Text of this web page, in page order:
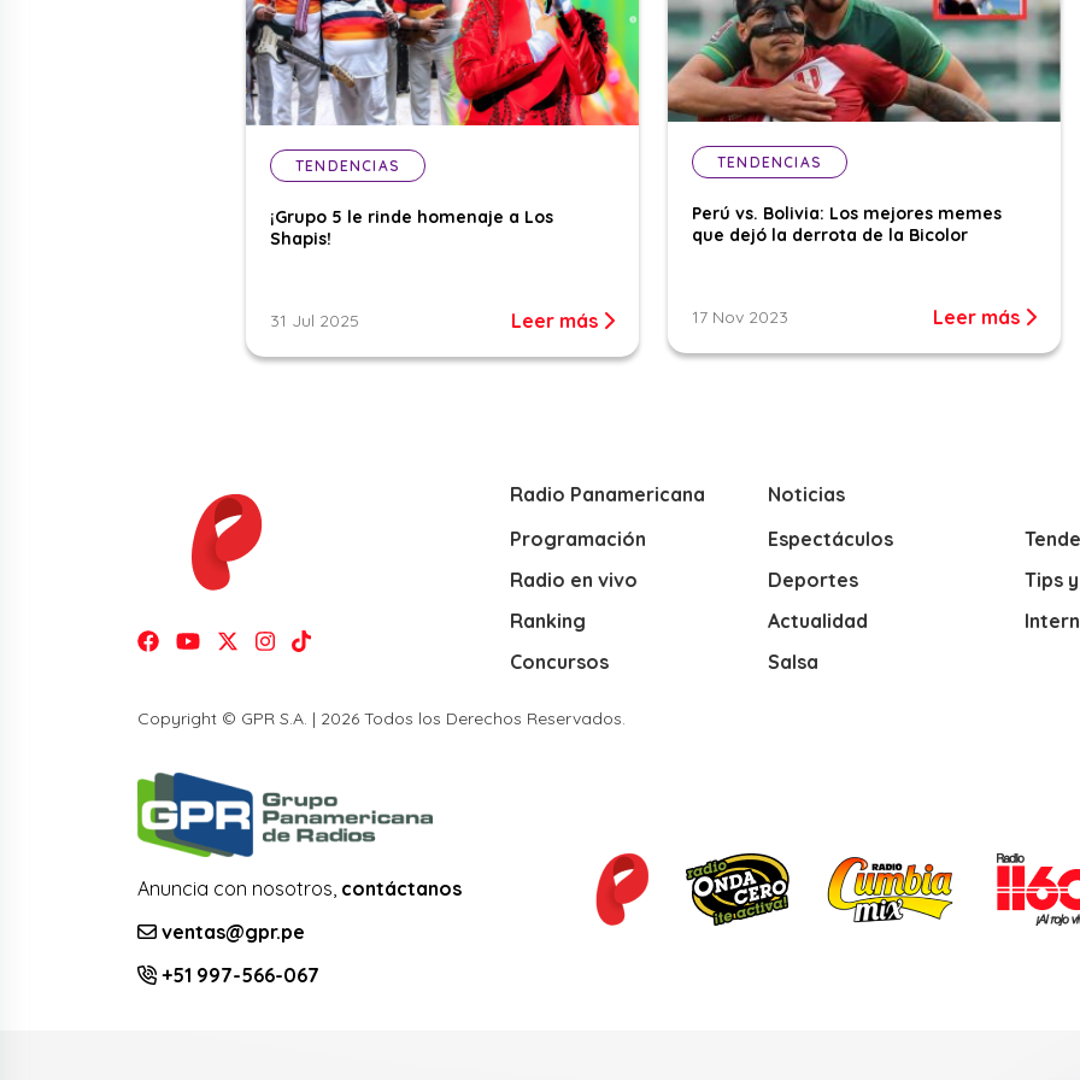
TENDENCIAS
¡Grupo 5 le rinde homenaje a Los
Shapis!
31 Jul 2025 Leer más
TENDENCIAS
Perú vs. Bolivia: Los mejores memes
que dejó la derrota de la Bicolor
17 Nov 2023 Leer más
Radio Panamericana
Programación
Radio en vivo
Ranking
Concursos
Noticias
Espectáculos
Deportes
Actualidad
Salsa
Tips
Copyright © GPR S.A. | 2026 Todos los Derechos Reservados.
Anuncia con nosotros, contáctanos
ventas@gpr.pe
+51 997-566-067